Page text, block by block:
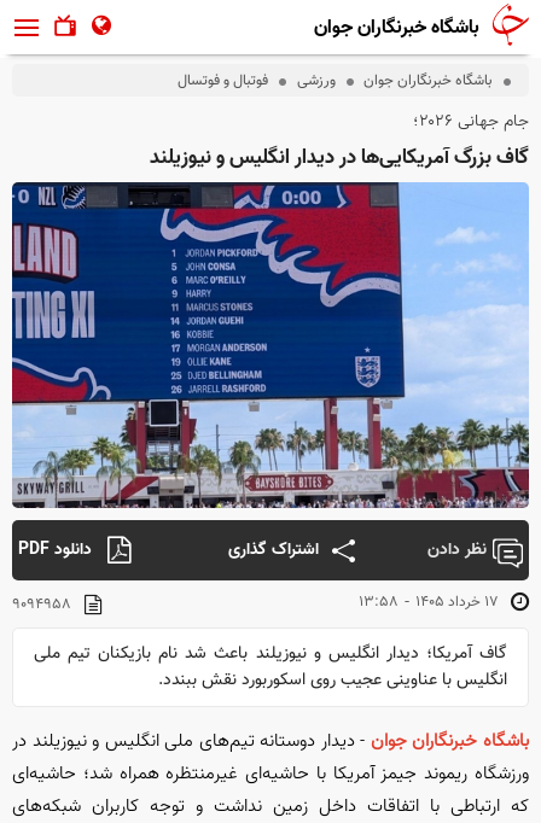
باشگاه خبرنگاران جوان
باشگاه خبرنگاران جوان ورزشی فوتبال و فوتسال
جام جهانی ۲۰۲۶؛
گاف بزرگ آمریکایی‌ها در دیدار انگلیس و نیوزیلند
نظر دادن اشتراک گذاری دانلود PDF
۱۳:۵۸ - ۱۷ خرداد ۱۴۰۵ ۹۰۹۴۹۵۸
گاف آمریکا؛ دیدار انگلیس و نیوزیلند باعث شد نام بازیکنان تیم ملی
انگلیس با عناوینی عجیب روی اسکوربورد نقش ببندد.
باشگاه خبرنگاران جوان - دیدار دوستانه تیم‌های ملی انگلیس و نیوزیلند در
ورزشگاه ریموند جیمز آمریکا با حاشیه‌ای غیرمنتظره همراه شد؛ حاشیه‌ای
که ارتباطی با اتفاقات داخل زمین نداشت و توجه کاربران شبکه‌های